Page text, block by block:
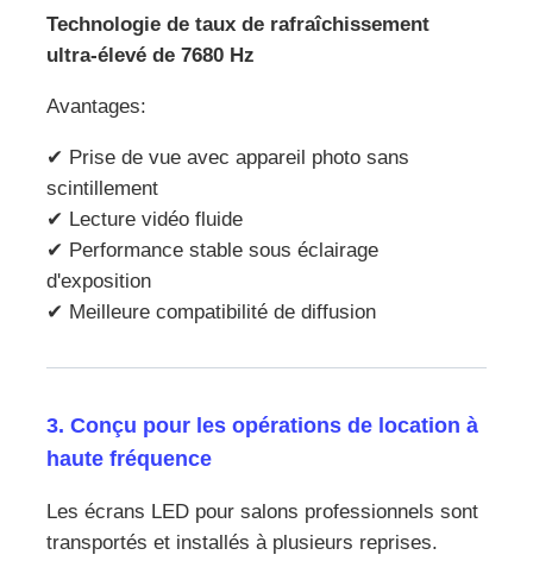
Technologie de taux de rafraîchissement
ultra-élevé de 7680 Hz
Avantages:
✔ Prise de vue avec appareil photo sans
scintillement
✔ Lecture vidéo fluide
✔ Performance stable sous éclairage
d'exposition
✔ Meilleure compatibilité de diffusion
3. Conçu pour les opérations de location à
haute fréquence
Les écrans LED pour salons professionnels sont
transportés et installés à plusieurs reprises.